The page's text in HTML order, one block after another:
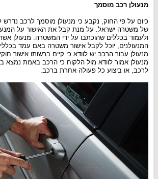
מנעולן רכב מוסמך
כיום על פי החוק, נקבע כי מנעולן מוסמך לרכב
של משטרה ישראל. על מנת קבל את האישור על
ולעמוד בכללים שהוכתבו על ידי המשטרה. מנעולן
המנעולנים, יוכל לקבל אישור משטרה באם עמד
מנעולן עבור הרכב יש לוודא כי קיים ברשותו אישור
מנעולן אמור לוודא מול הלקוח כי הרכב באמת נמצא
לרכב, או ביצוע כל פעולה אחרת ברכב.